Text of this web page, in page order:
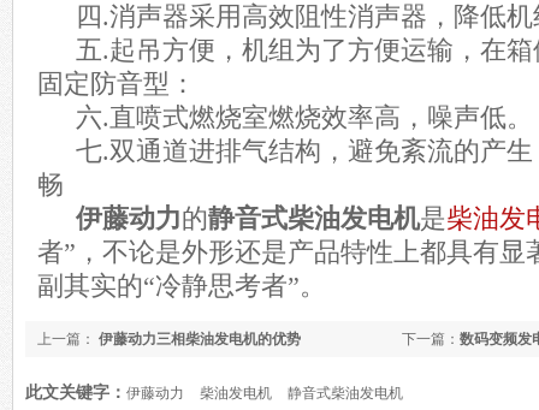
四.消声器采用高效阻性消声器，降低
五.起吊方便，机组为了方便运输，在
固定防音型：
六.直喷式燃烧室燃烧效率高，噪声低。
七.双通道进排气结构，避免紊流的产
畅
伊藤动力的静音式柴油发电机是柴油发
者”，不论是外形还是产品特性上都具有显
副其实的“冷静思考者”。
下一篇： 数码变频发
上一篇： 伊藤动力三相柴油发电机的优势
此文关键字： 伊藤动力 柴油发电机 静音式柴油发电机